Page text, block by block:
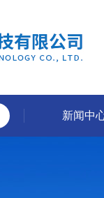
新闻中